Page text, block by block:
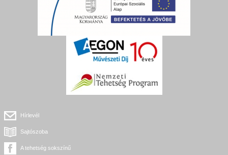
Hírlevél
Sajtószoba
A tehetség sokszínű